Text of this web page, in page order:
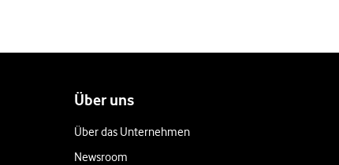
Über uns
Über das Unternehmen
Newsroom